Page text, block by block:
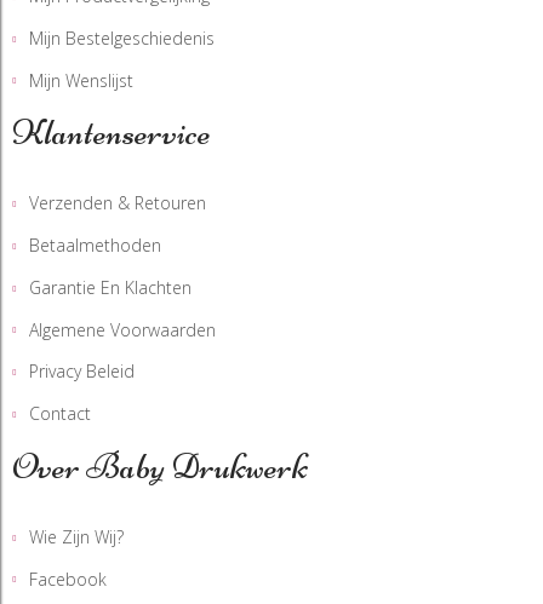
Mijn Bestelgeschiedenis
Mijn Wenslijst
Klantenservice
Verzenden & Retouren
Betaalmethoden
Garantie En Klachten
Algemene Voorwaarden
Privacy Beleid
Contact
Over Baby Drukwerk
Wie Zijn Wij?
Facebook